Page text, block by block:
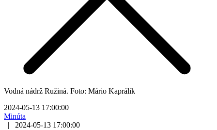
Vodná nádrž Ružiná. Foto: Mário Kaprálik
2024-05-13 17:00:00
Minúta
|
2024-05-13 17:00:00